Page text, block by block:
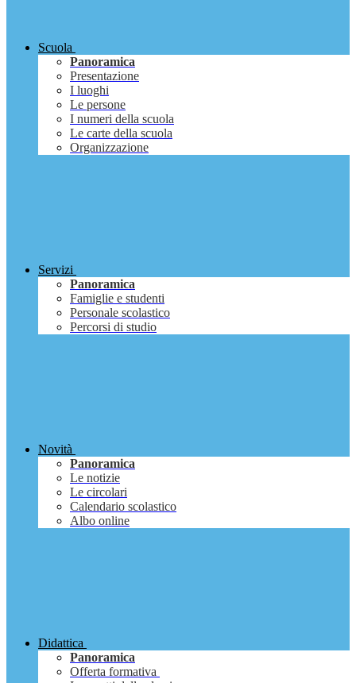
Scuola
Panoramica
Presentazione
I luoghi
Le persone
I numeri della scuola
Le carte della scuola
Organizzazione
Servizi
Panoramica
Famiglie e studenti
Personale scolastico
Percorsi di studio
Novità
Panoramica
Le notizie
Le circolari
Calendario scolastico
Albo online
Didattica
Panoramica
Offerta formativa